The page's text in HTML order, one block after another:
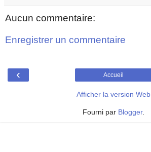
Aucun commentaire:
Enregistrer un commentaire
‹ Accueil
Afficher la version Web
Fourni par Blogger.